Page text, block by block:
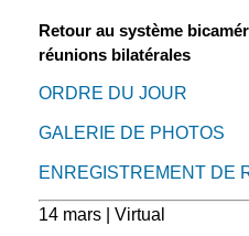
Retour au système
réunions bilatérales
ORDRE DU JOUR
GALERIE DE PHOTOS
ENREGISTREMENT DE
14 mars | Virtual